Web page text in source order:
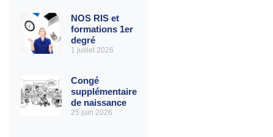
NOS RIS et
formations 1er
degré
1 juillet 2026
Congé
supplémentaire
de naissance
25 juin 2026